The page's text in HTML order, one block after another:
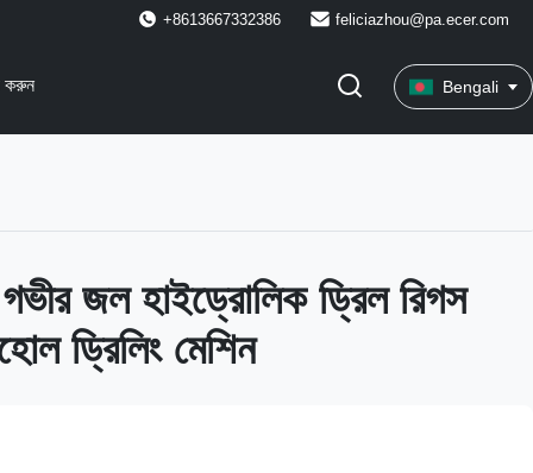
+8613667332386 feliciazhou@pa.ecer.com
করুন Bengali
জল হাইড্রোলিক ড্রিল রিগস
ড্রিলিং মেশিন